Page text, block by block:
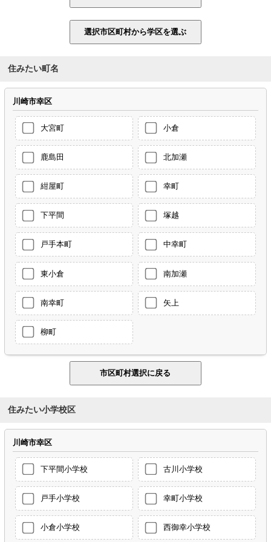
住みたい町名
川崎市幸区
大宮町 小倉
鹿島田 北加瀬
紺屋町 幸町
下平間 塚越
戸手本町 中幸町
東小倉 南加瀬
南幸町 矢上
柳町
住みたい小学校区
川崎市幸区
下平間小学校 古川小学校
戸手小学校 幸町小学校
小倉小学校 西御幸小学校